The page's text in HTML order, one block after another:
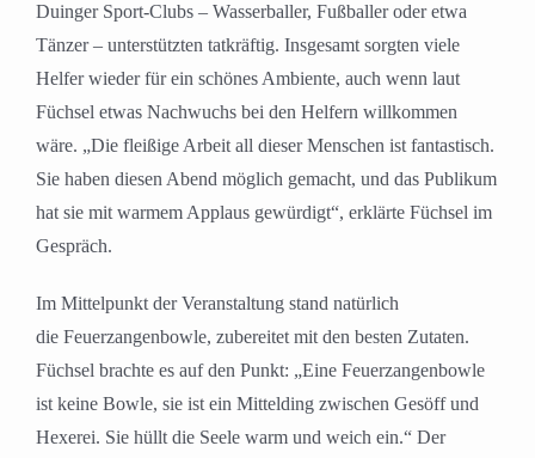
Duinger Sport-Clubs – Wasserballer, Fußballer oder etwa
Tänzer – unterstützten tatkräftig. Insgesamt sorgten viele
Helfer wieder für ein schönes Ambiente, auch wenn laut
Füchsel etwas Nachwuchs bei den Helfern willkommen
wäre. „Die fleißige Arbeit all dieser Menschen ist fantastisch.
Sie haben diesen Abend möglich gemacht, und das Publikum
hat sie mit warmem Applaus gewürdigt“, erklärte Füchsel im
Gespräch.
Im Mittelpunkt der Veranstaltung stand natürlich
die Feuerzangenbowle, zubereitet mit den besten Zutaten.
Füchsel brachte es auf den Punkt: „Eine Feuerzangenbowle
ist keine Bowle, sie ist ein Mittelding zwischen Gesöff und
Hexerei. Sie hüllt die Seele warm und weich ein.“ Der